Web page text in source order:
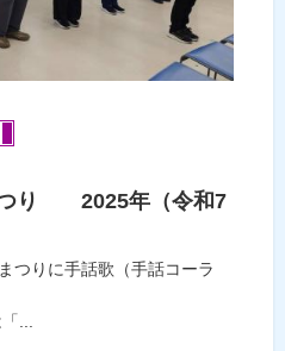
つり 2025年（令和7
つりに手話歌（手話コーラ
...